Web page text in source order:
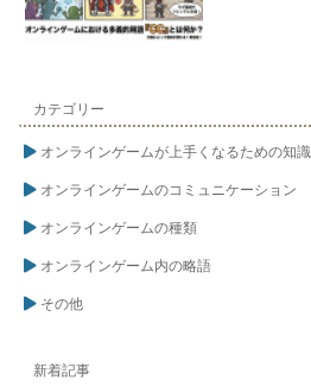
カテゴリー
オンラインゲームが上手くなるための知識
オンラインゲームのコミュニケーション
オンラインゲームの種類
オンラインゲーム内の略語
その他
新着記事